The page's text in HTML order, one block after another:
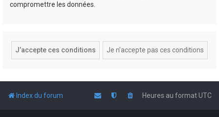
compromettre les données.
Index du forum Heures au formatUTC